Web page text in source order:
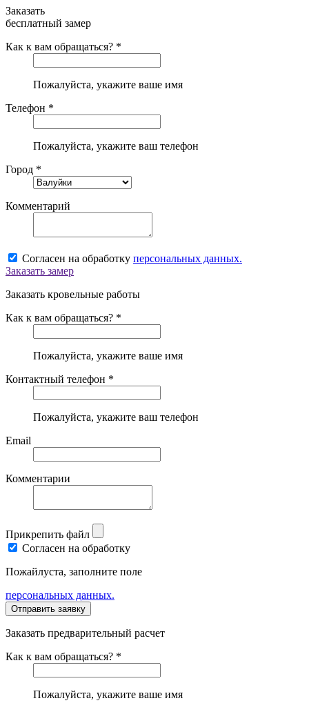
Заказать
бесплатный замер
Как к вам обращаться? *
Пожалуйста, укажите ваше имя
Телефон *
Пожалуйста, укажите ваш телефон
Город *
Комментарий
Согласен на обработку персональных данных.
Заказать замер
Заказать кровельные работы
Как к вам обращаться? *
Пожалуйста, укажите ваше имя
Контактный телефон *
Пожалуйста, укажите ваш телефон
Email
Комментарии
Прикрепить файл
Согласен на обработку
Пожайлуста, заполните поле
персональных данных.
Заказать предварительный расчет
Как к вам обращаться? *
Пожалуйста, укажите ваше имя